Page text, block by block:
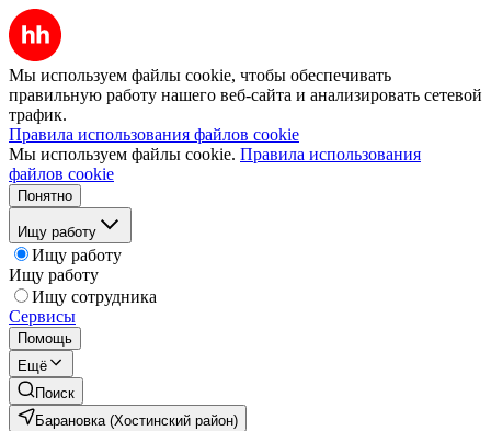
Мы используем файлы cookie, чтобы обеспечивать
правильную работу нашего веб-сайта и анализировать сетевой
трафик.
Правила использования файлов cookie
Мы используем файлы cookie. Правила использования
файлов cookie
Понятно
Ищу работу
Ищу работу
Ищу работу
Ищу сотрудника
Сервисы
Помощь
Ещё
Поиск
Барановка (Хостинский район)